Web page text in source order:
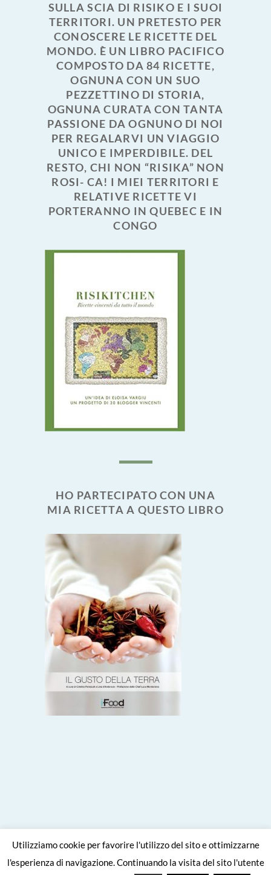
SULLA SCIA DI RISIKO E I SUOI
TERRITORI. UN PRETESTO PER
CONOSCERE LE RICETTE DEL
MONDO. È UN LIBRO PACIFICO
COMPOSTO DA 84 RICETTE,
OGNUNA CON UN SUO
PEZZETTINO DI STORIA,
OGNUNA CURATA CON TANTA
PASSIONE DA OGNUNO DI NOI
PER REGALARVI UN VIAGGIO
UNICO E IMPERDIBILE. DEL
RESTO, CHI NON “RISIKA” NON
ROSI- CA! I MIEI TERRITORI E
RELATIVE RICETTE VI
PORTERANNO IN QUEBEC E IN
CONGO
HO PARTECIPATO CON UNA
MIA RICETTA A QUESTO LIBRO
Site crafted with
Utilizziamo cookie per favorire l'utilizzo del sito e ottimizzarne
l'esperienza di navigazione. Continuando la visita del sito l'utente